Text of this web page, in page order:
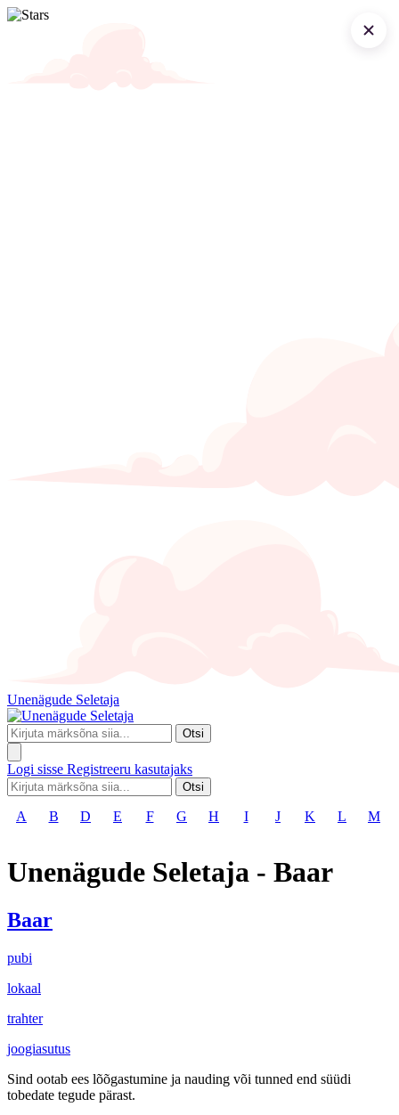
Unenägude Seletaja
Otsi
Logi sisse Registreeru kasutajaks
Otsi
A B D E F G H I J K L M
Unenägude Seletaja - Baar
Baar
pubi
lokaal
trahter
joogiasutus
Sind ootab ees lõõgastumine ja nauding või tunned end süüdi
tobedate tegude pärast.